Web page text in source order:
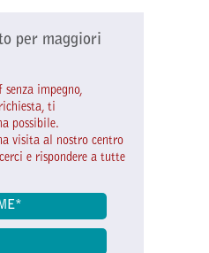
per maggiori
impegno,
ti
possibile.
visita al nostro centro
e rispondere a tutte